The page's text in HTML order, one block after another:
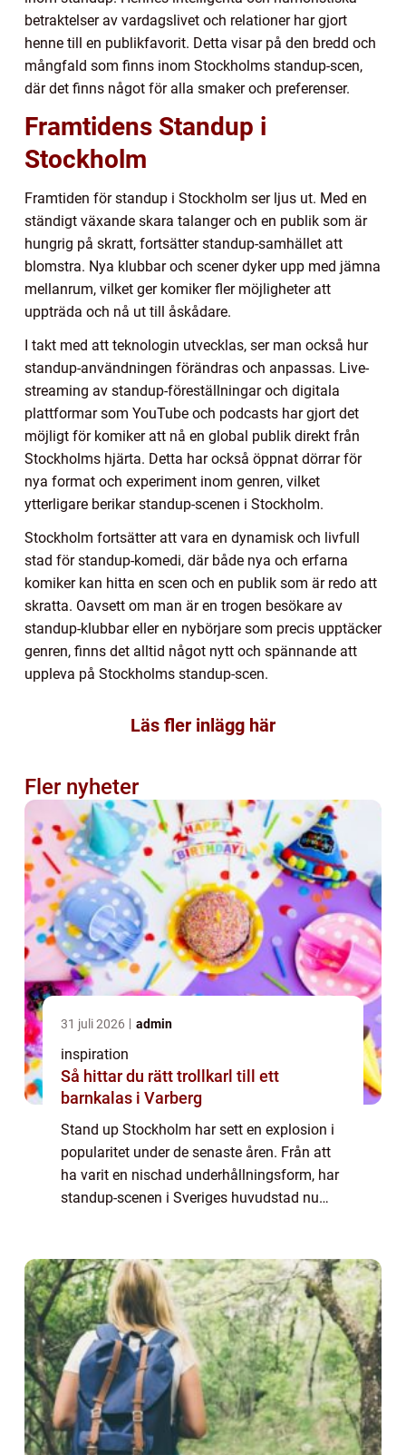
betraktelser av vardagslivet och relationer har gjort
henne till en publikfavorit. Detta visar på den bredd och
mångfald som finns inom Stockholms standup-scen,
där det finns något för alla smaker och preferenser.
Framtidens Standup i
Stockholm
Framtiden för standup i Stockholm ser ljus ut. Med en
ständigt växande skara talanger och en publik som är
hungrig på skratt, fortsätter standup-samhället att
blomstra. Nya klubbar och scener dyker upp med jämna
mellanrum, vilket ger komiker fler möjligheter att
uppträda och nå ut till åskådare.
I takt med att teknologin utvecklas, ser man också hur
standup-användningen förändras och anpassas. Live-
streaming av standup-föreställningar och digitala
plattformar som YouTube och podcasts har gjort det
möjligt för komiker att nå en global publik direkt från
Stockholms hjärta. Detta har också öppnat dörrar för
nya format och experiment inom genren, vilket
ytterligare berikar standup-scenen i Stockholm.
Stockholm fortsätter att vara en dynamisk och livfull
stad för standup-komedi, där både nya och erfarna
komiker kan hitta en scen och en publik som är redo att
skratta. Oavsett om man är en trogen besökare av
standup-klubbar eller en nybörjare som precis upptäcker
genren, finns det alltid något nytt och spännande att
uppleva på Stockholms standup-scen.
Läs fler inlägg här
Fler nyheter
31 juli 2026 admin
inspiration
Så hittar du rätt trollkarl till ett
barnkalas i Varberg
Stand up Stockholm har sett en explosion i
popularitet under de senaste åren. Från att
ha varit en nischad underhållningsform, har
standup-scenen i Sveriges huvudstad nu